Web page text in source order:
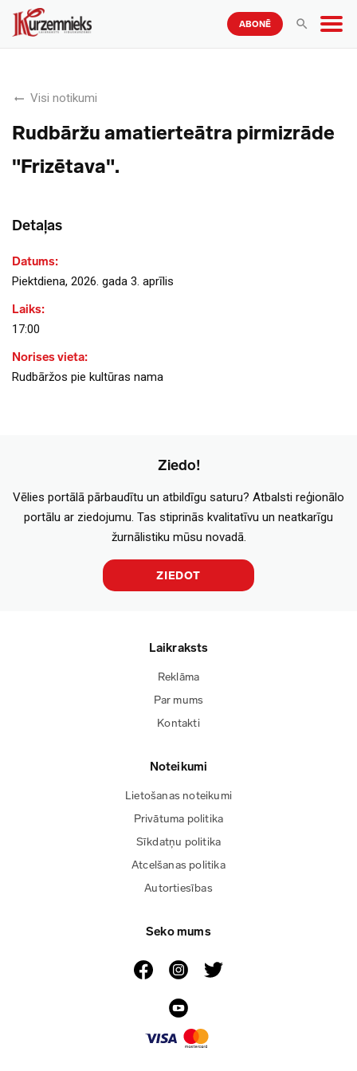
ABONĒ
Visi notikumi
Rudbāržu amatierteātra pirmizrāde
"Frizētava".
Detaļas
Datums:
Piektdiena, 2026. gada 3. aprīlis
Laiks:
17:00
Norises vieta:
Rudbāržos pie kultūras nama
Ziedo!
Vēlies portālā pārbaudītu un atbildīgu saturu? Atbalsti reģionālo
portālu ar ziedojumu. Tas stiprinās kvalitatīvu un neatkarīgu
žurnālistiku mūsu novadā.
ZIEDOT
Laikraksts
Reklāma
Par mums
Kontakti
Noteikumi
Lietošanas noteikumi
Privātuma politika
Sīkdatņu politika
Atcelšanas politika
Autortiesības
Seko mums